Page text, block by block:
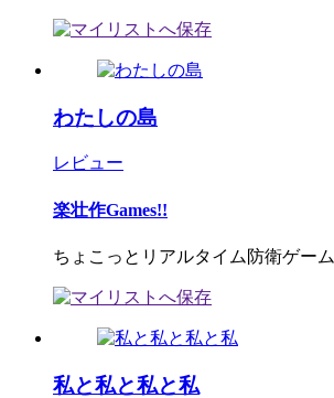
わたしの島
レビュー
楽壮作Games!!
ちょこっとリアルタイム防衛ゲーム
私と私と私と私